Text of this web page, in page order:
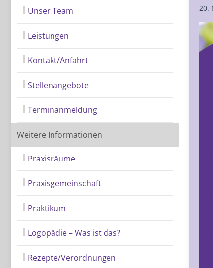
Unser Team
Leistungen
Kontakt/Anfahrt
Stellenangebote
Terminanmeldung
Weitere Informationen
Praxisräume
Praxisgemeinschaft
Praktikum
Logopädie – Was ist das?
Rezepte/Verordnungen
20.